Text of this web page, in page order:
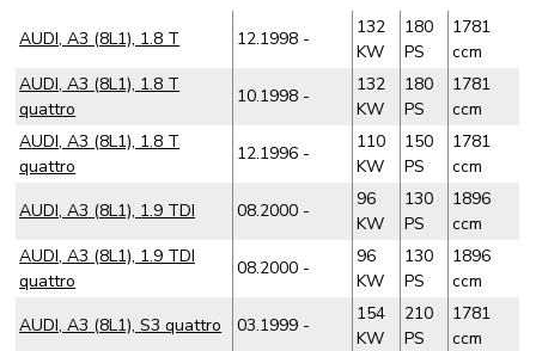
AUDI, A3 (8L1), 1.8 T 12.1998 -
132
KW
180
PS
1781
ccm
AUDI, A3 (8L1), 1.8 T
quattro
10.1998 -
132
KW
180
PS
1781
ccm
AUDI, A3 (8L1), 1.8 T
quattro
12.1996 -
110
KW
150
PS
1781
ccm
AUDI, A3 (8L1), 1.9 TDI
08.2000 -
96
KW
130
PS
1896
ccm
AUDI, A3 (8L1), 1.9 TDI
quattro
08.2000 -
96
KW
130
PS
1896
ccm
AUDI, A3 (8L1), S3 quattro
03.1999 -
154
KW
210
PS
1781
ccm